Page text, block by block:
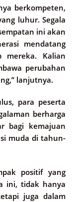
berkompeten,
luhur. Segala
ini akan
mendatang
mereka. Kalian
perubahan
lanjutnya.
para peserta
berharga
bagi kemajuan
muda di tahun-
positif yang
ini, tidak hanya
juga dalam